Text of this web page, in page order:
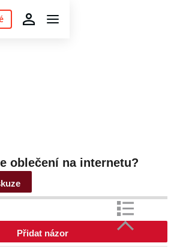
oblečení na internetu?
Přidat názor